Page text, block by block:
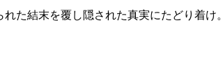
た結末を覆し隠された真実にたどり着け。